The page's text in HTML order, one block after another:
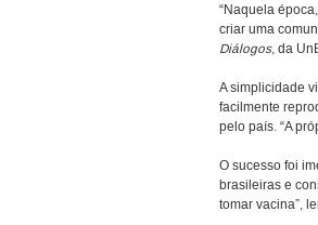
“Naquela
criar uma
Diálogos, da
A simplicidade
facilmente
pelo país. “A
O sucesso foi
brasileiras e
tomar vacina”,